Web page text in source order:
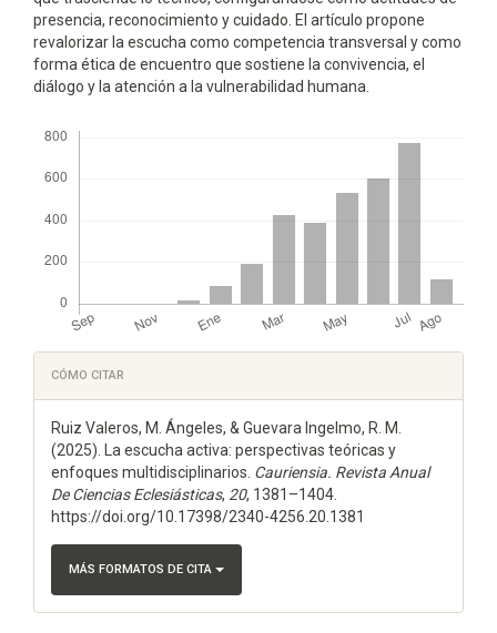
presencia, reconocimiento y cuidado. El artículo propone
reva­lorizar la escucha como competencia transversal y como
forma ética de encuentro que sostiene la convivencia, el
diálogo y la atención a la vulnerabilidad humana.
Detalles
del
artículo
CÓMO CITAR
Ruiz Valeros, M. Ángeles, & Guevara Ingelmo, R. M.
(2025). La escucha activa: perspectivas teóricas y
enfoques multidisciplinarios. Cauriensia. Revista Anual
De Ciencias Eclesiásticas, 20, 1381–1404.
https://doi.org/10.17398/2340-4256.20.1381
MÁS FORMATOS DE CITA